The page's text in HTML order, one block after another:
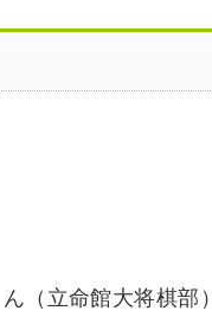
（立命館大将棋部